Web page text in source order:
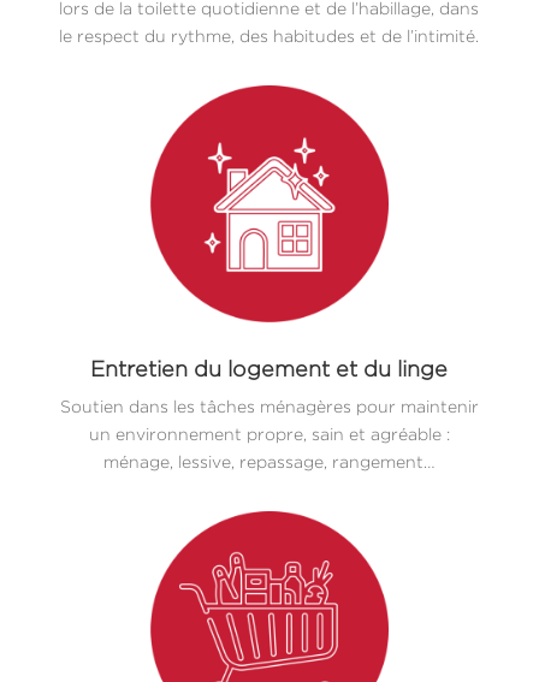
lors de la toilette quotidienne et de l’habillage, dans
le respect du rythme, des habitudes et de l’intimité.
Entretien du logement et du linge
Soutien dans les tâches ménagères pour maintenir
un environnement propre, sain et agréable :
ménage, lessive, repassage, rangement…